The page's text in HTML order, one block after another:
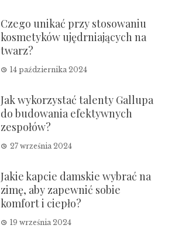
Czego unikać przy stosowaniu
kosmetyków ujędrniających na
twarz?
14 października 2024
Jak wykorzystać talenty Gallupa
do budowania efektywnych
zespołów?
27 września 2024
Jakie kapcie damskie wybrać na
zimę, aby zapewnić sobie
komfort i ciepło?
19 września 2024